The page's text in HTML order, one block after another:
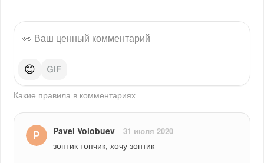
😊
Какие правила в комментариях
Pavel Volobuev 31 июля 2020
зонтик топчик, хочу зонтик